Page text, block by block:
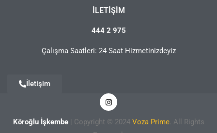
İLETIŞIM
444 2 975
Çalışma Saatleri: 24 Saat Hizmetinizdeyiz
İletişim
Köroğlu İşkembe| Copyright © 2024 Voza Prime. All Rights